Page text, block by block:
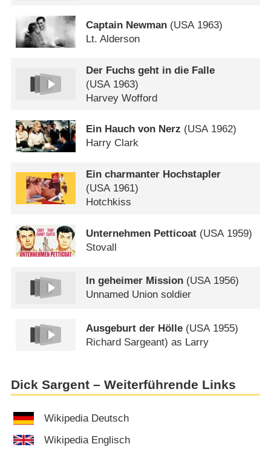
Captain Newman (USA 1963)
Lt. Alderson
Der Fuchs geht in die Falle
(USA 1963)
Harvey Wofford
Ein Hauch von Nerz (USA1962)
Harry Clark
Ein charmanter Hochstapler
(USA1961)
Hotchkiss
Unternehmen Petticoat (USA1959)
Stovall
In geheimer Mission (USA1956)
Unnamed Union soldier
Ausgeburt der Hölle (USA 1955)
Richard Sargeant) as Larry
Dick Sargent – Weiterführende Links
Wikipedia Deutsch
Wikipedia Englisch